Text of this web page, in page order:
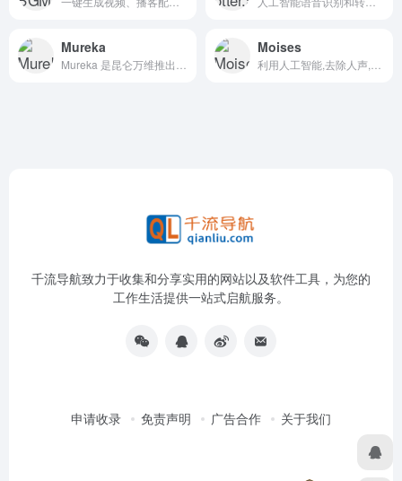
Mureka Moises
千流导航致力于收集和分享实用的网站以及软件工具，为您的
工作生活提供一站式启航服务。
申请收录 免责声明 广告合作 关于我们